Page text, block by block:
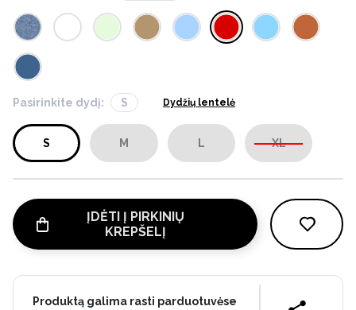
Pasirinkite dydį: S Dydžių lentelė
S M L XL
ĮDĖTI Į PIRKINIŲ
KREPŠELĮ
Produktą galima rasti parduotuvėse